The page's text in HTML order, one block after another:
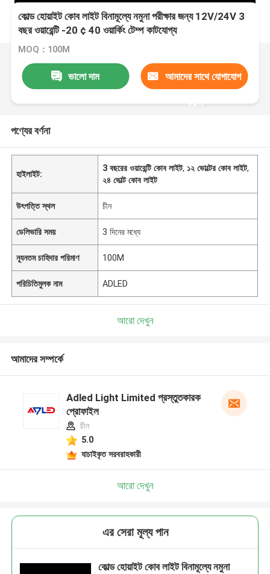
কোল্ড হোয়াইট কোব লাইট বিনামূল্যে নমুনা পরীক্ষার জন্য 12V/24V 3
বছর ওয়ারেন্টি -20 ¢ 40 ওয়ার্কিং টেম্প কাটযোগ্য
MOQ：100M
ভালো দাম আমাদের সাথে যোগাযোগ
করুন
পণ্যের বর্ণনা
হাইলাইট:
3 বছরের ওয়ারেন্টি কোব লাইট, ১২ ভোল্টের কোব লাইট,
২৪ ভোল্ট কোব লাইট
উৎপত্তি স্থল চীন
ডেলিভারি সময় 3 দিনের মধ্যে
ন্যূনতম চাহিদার পরিমাণ 100M
পরিচিতিমুলক নাম ADLED
আরো দেখুন
আমাদের সম্পর্কে
Adled Light Limited প্রস্তুতকারক
প্রোফাইল
চীন
5.0
যাচাইকৃত সরবরাহকারী
আরো দেখুন
এর সেরা মূল্য পান
কোল্ড হোয়াইট কোব লাইট বিনামূল্যে নমুনা